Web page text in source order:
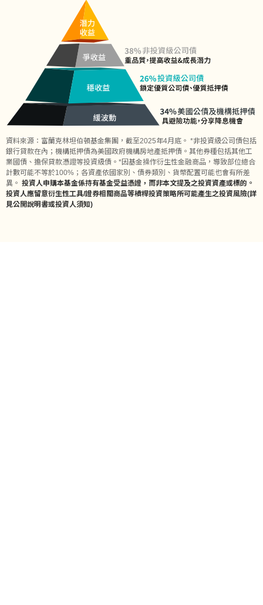
資料來源：富蘭克林坦伯頓基金集團，截至2025年4月底。 *非投資級公司債包括
銀行貸款在內；機構抵押債為美國政府機構房地產抵押債。其他券種包括其他工
業國債、擔保貸款憑證等投資級債。*因基金操作衍生性金融商品，導致部位總合
計數可能不等於100%；各資產依國家別、債券類別、貨幣配置可能也會有所差
異。 投資人申購本基金係持有基金受益憑證，而非本文提及之投資資產或標的。
投資人應留意衍生性工具/證券相關商品等槓桿投資策略所可能產生之投資風險(詳
見公開說明書或投資人須知)